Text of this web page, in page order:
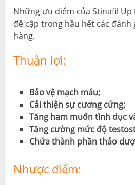
Những ưu điểm của Stinafil
đề cập trong hầu hết các đánh
hàng.
Thuận lợi:
Bảo vệ mạch máu;
Cải thiện sự cương cứng;
Tăng ham muốn tình dục
Tăng cường mức độ
Chứa thành phần thảo
Nhược điểm: